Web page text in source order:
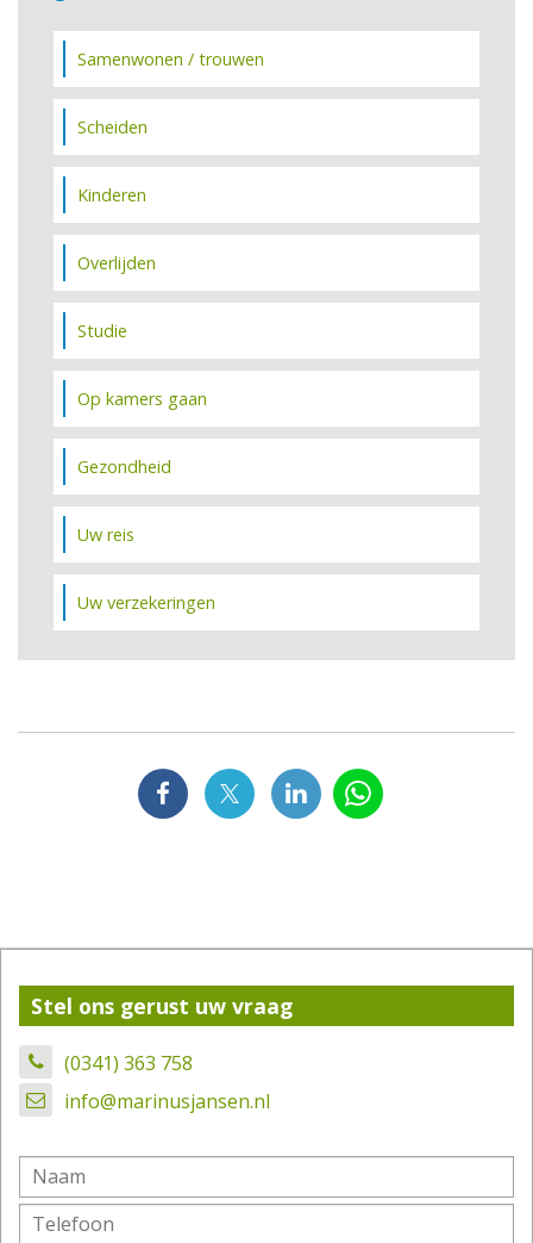
Samenwonen / trouwen
Scheiden
Kinderen
Overlijden
Studie
Op kamers gaan
Gezondheid
Uw reis
Uw verzekeringen
Stel ons gerust uw vraag
(0341) 363 758
info@marinusjansen.nl